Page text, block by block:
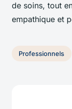
de soins, tout
empathique et
Professionnels